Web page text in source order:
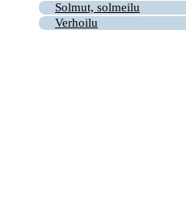
Solmut, solmeilu
Verhoilu